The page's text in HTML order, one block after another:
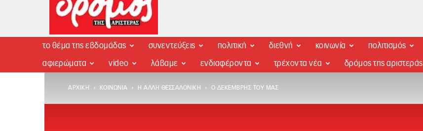
το θέμα της εβδομάδας συνεντεύξεις πολιτική διεθνή κοινωνία πολιτισμός
αφιερώματα video λάβαμε ενδιαφέροντα τρέχοντα νέα δρόμος της αριστεράς
ΑΡΧΙΚΉ ΚΟΙΝΩΝΊΑ Η ΆΛΛΗ ΘΕΣΣΑΛΟΝΊΚΗ Ο ΔΕΚΈΜΒΡΗΣ ΤΟΥ ΜΑΣ